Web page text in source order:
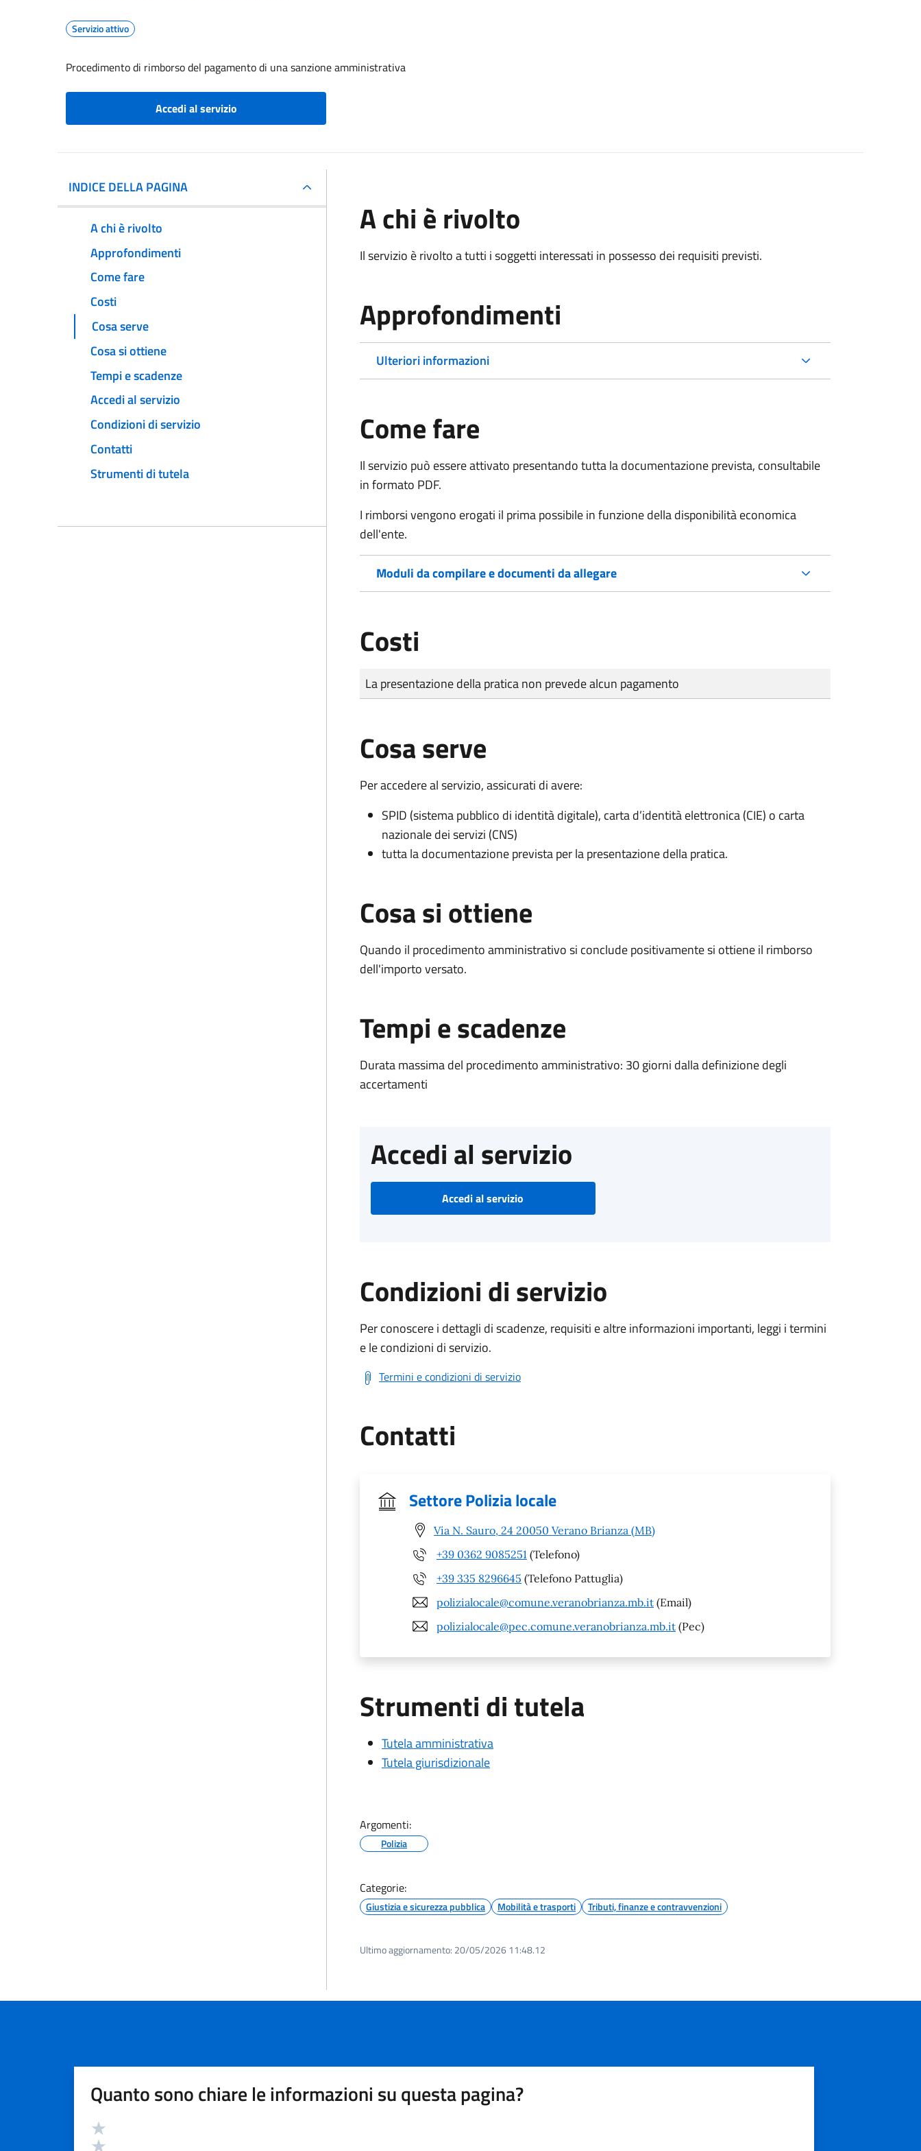
Servizio attivo
Procedimento di rimborso del pagamento di una sanzione amministrativa
Accedi al servizio
INDICE DELLA PAGINA
A chi è rivolto
Approfondimenti
Come fare
Costi
Cosa serve
Cosa si ottiene
Tempi e scadenze
Accedi al servizio
Condizioni di servizio
Contatti
Strumenti di tutela
A chi è rivolto
Il servizio è rivolto a tutti i soggetti interessati in possesso dei requisiti previsti.
Approfondimenti
Ulteriori informazioni
Come fare
Il servizio può essere attivato presentando tutta la documentazione prevista, consultabile
in formato PDF.
I rimborsi vengono erogati il prima possibile in funzione della disponibilità economica
dell'ente.
Moduli da compilare e documenti da allegare
Costi
Tipo di pagamento
Importo
La presentazione della pratica non prevede alcun pagamento
Cosa serve
Per accedere al servizio, assicurati di avere:
SPID (sistema pubblico di identità digitale), carta d’identità elettronica (CIE) o carta
nazionale dei servizi (CNS)
tutta la documentazione prevista per la presentazione della pratica.
Cosa si ottiene
Quando il procedimento amministrativo si conclude positivamente si ottiene il rimborso
dell'importo versato.
Tempi e scadenze
Durata massima del procedimento amministrativo: 30 giorni dalla definizione degli
accertamenti
Accedi al servizio
Accedi al servizio
Condizioni di servizio
Per conoscere i dettagli di scadenze, requisiti e altre informazioni importanti, leggi i termini
e le condizioni di servizio.
Termini e condizioni di servizio
Contatti
Settore Polizia locale
Via N. Sauro, 24 20050 Verano Brianza (MB)
+39 0362 9085251 (Telefono)
+39 335 8296645 (Telefono Pattuglia)
polizialocale@comune.veranobrianza.mb.it (Email)
polizialocale@pec.comune.veranobrianza.mb.it (Pec)
Strumenti di tutela
Tutela amministrativa
Tutela giurisdizionale
Argomenti:
Polizia
Categorie:
Giustizia e sicurezza pubblica Mobilità e trasporti Tributi, finanze e contravvenzioni
Ultimo aggiornamento: 20/05/2026 11:48.12
Quanto sono chiare le informazioni su questa pagina?
Valutazione